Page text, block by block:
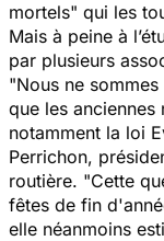
mortels" qui les
Mais à peine à
par plusieurs
"Nous ne
que les
notamment la loi
Perrichon,
routière. "Cette
fêtes de fin
elle néanmoins